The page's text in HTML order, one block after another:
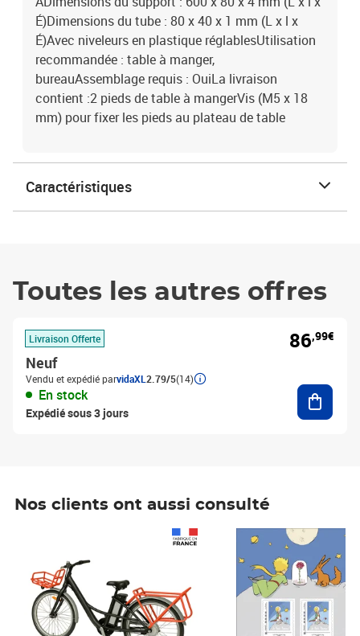
É)Dimensions du tube : 80 x 40 x 1 mm (L x l x
É)Avec niveleurs en plastique réglablesUtilisation
recommandée : table à manger,
bureauAssemblage requis : OuiLa livraison
contient :2 pieds de table à mangerVis (M5 x 18
mm) pour fixer les pieds au plateau de table
Caractéristiques
Toutes les autres offres
Livraison Offerte
Neuf
Vendu et expédié parvidaXL 2.79/5(14)
En stock
Expédié sous 3 jours
86,99€
Nos clients ont aussi consulté
Prix 7,50€